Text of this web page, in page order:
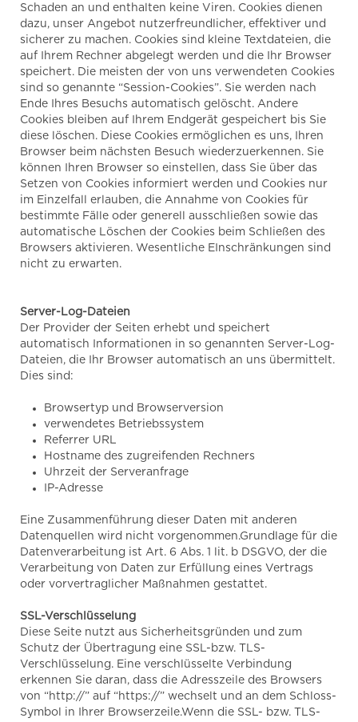
Schaden an und enthalten keine Viren. Cookies dienen
dazu, unser Angebot nutzerfreundlicher, effektiver und
sicherer zu machen. Cookies sind kleine Textdateien, die
auf Ihrem Rechner abgelegt werden und die Ihr Browser
speichert. Die meisten der von uns verwendeten Cookies
sind so genannte “Session-Cookies”. Sie werden nach
Ende Ihres Besuchs automatisch gelöscht. Andere
Cookies bleiben auf Ihrem Endgerät gespeichert bis Sie
diese löschen. Diese Cookies ermöglichen es uns, Ihren
Browser beim nächsten Besuch wiederzuerkennen. Sie
können Ihren Browser so einstellen, dass Sie über das
Setzen von Cookies informiert werden und Cookies nur
im Einzelfall erlauben, die Annahme von Cookies für
bestimmte Fälle oder generell ausschließen sowie das
automatische Löschen der Cookies beim Schließen des
Browsers aktivieren. Wesentliche EInschränkungen sind
nicht zu erwarten.
Server-Log-Dateien
Der Provider der Seiten erhebt und speichert
automatisch Informationen in so genannten Server-Log-
Dateien, die Ihr Browser automatisch an uns übermittelt.
Dies sind:
Browsertyp und Browserversion
verwendetes Betriebssystem
Referrer URL
Hostname des zugreifenden Rechners
Uhrzeit der Serveranfrage
IP-Adresse
Eine Zusammenführung dieser Daten mit anderen
Datenquellen wird nicht vorgenommen.Grundlage für die
Datenverarbeitung ist Art. 6 Abs. 1 lit. b DSGVO, der die
Verarbeitung von Daten zur Erfüllung eines Vertrags
oder vorvertraglicher Maßnahmen gestattet.
SSL-Verschlüsselung
Diese Seite nutzt aus Sicherheitsgründen und zum
Schutz der Übertragung eine SSL-bzw. TLS-
Verschlüsselung. Eine verschlüsselte Verbindung
erkennen Sie daran, dass die Adresszeile des Browsers
von “http://” auf “https://” wechselt und an dem Schloss-
Symbol in Ihrer Browserzeile.Wenn die SSL- bzw. TLS-